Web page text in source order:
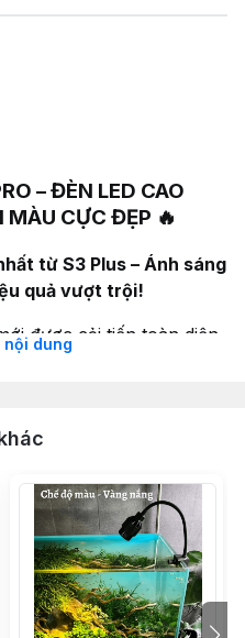
– ĐÈN LED CAO
MÀU CỰC ĐẸP 🔥
từ S3 Plus – Ánh sáng
quả vượt trội!
được cải tiến toàn diện,
tốt, phủ đều bể nano
dung